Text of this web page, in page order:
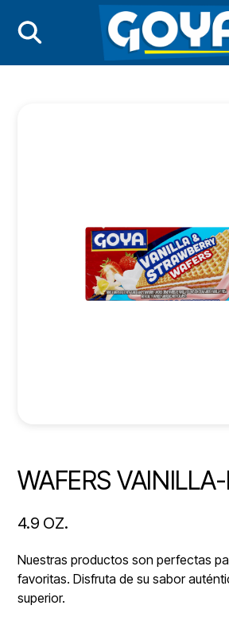
WAFERS
4.9 OZ.
Nuestras productos son perfectas
favoritas. Disfruta de su sabor
superior.